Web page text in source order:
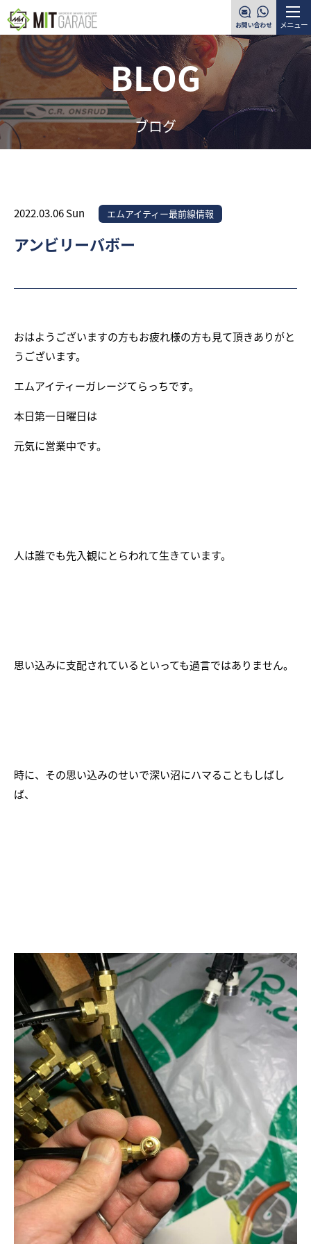
メニュー
BLOG
ブログ
2022.03.06 Sun エムアイティー最前線情報
アンビリーバボー
おはようございますの方もお疲れ様の方も見て頂きありがと
うございます。
エムアイティーガレージてらっちです。
本日第一日曜日は
元気に営業中です。
人は誰でも先入観にとらわれて生きています。
思い込みに支配されているといっても過言ではありません。
時に、その思い込みのせいで深い沼にハマることもしばし
ば、